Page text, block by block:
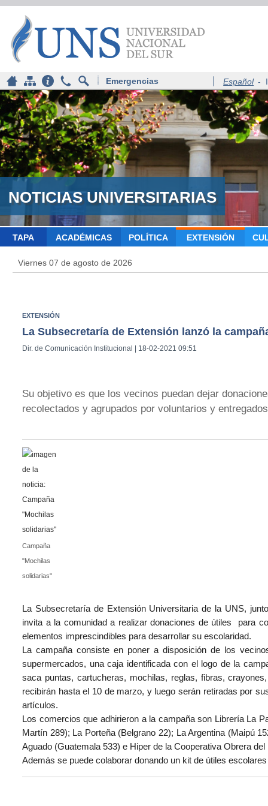
Emergencias Español -
NOTICIAS UNIVERSITARIAS
TAPA ACADÉMICAS POLÍTICA EXTENSIÓN
Viernes 07 de agosto de 2026
EXTENSIÓN
La Subsecretaría de Extensión lanzó la
Dir. de Comunicación Institucional | 18-02-2021 09:51
Su objetivo es que los vecinos puedan dejar
recolectados y agrupados por voluntarios y
Campaña
"Mochilas
solidarias"
La Subsecretaría de Extensión Universitaria de la UNS,
invita a la comunidad a realizar donaciones de útiles para
elementos imprescindibles para desarrollar su escolaridad.
La campaña consiste en poner a disposición de los
supermercados, una caja identificada con el logo de la
saca puntas, cartucheras, mochilas, reglas, fibras,
recibirán hasta el 10 de marzo, y luego serán retiradas por
artículos.
Los comercios que adhirieron a la campaña son Librería La
Martín 289); La Porteña (Belgrano 22); La Argentina (Maipú
Aguado (Guatemala 533) e Hiper de la Cooperativa Obrera
Además se puede colaborar donando un kit de útiles